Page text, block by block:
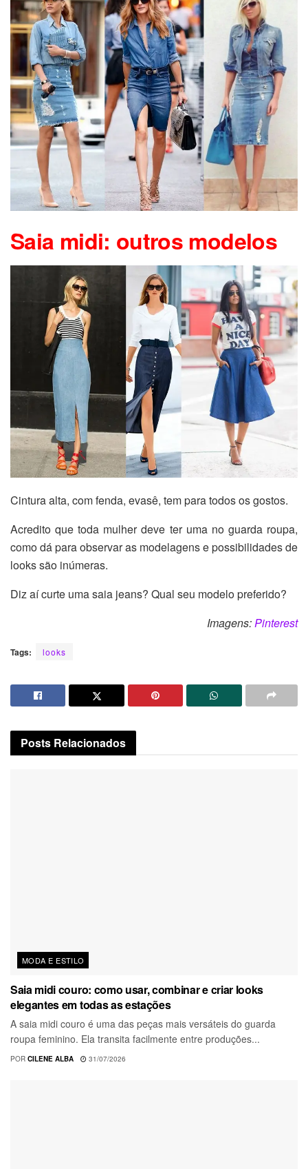
Saia midi: outros modelos
Cintura alta, com fenda, evasê, tem para todos os gostos.
Acredito que toda mulher deve ter uma no guarda roupa,
como dá para observar as modelagens e possibilidades de
looks são inúmeras.
Diz aí curte uma saia jeans? Qual seu modelo preferido?
Imagens:Pinterest
Tags: looks
Posts Relacionados
MODA E ESTILO
Saia midi couro: como usar, combinar e criar looks
elegantes em todas as estações
A saia midi couro é uma das peças mais versáteis do guarda
roupa feminino. Ela transita facilmente entre produções...
POR CILENE ALBA 31/07/2026